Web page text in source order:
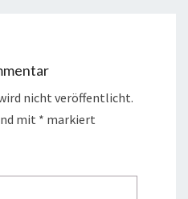
nicht veröffentlicht.
mit * markiert